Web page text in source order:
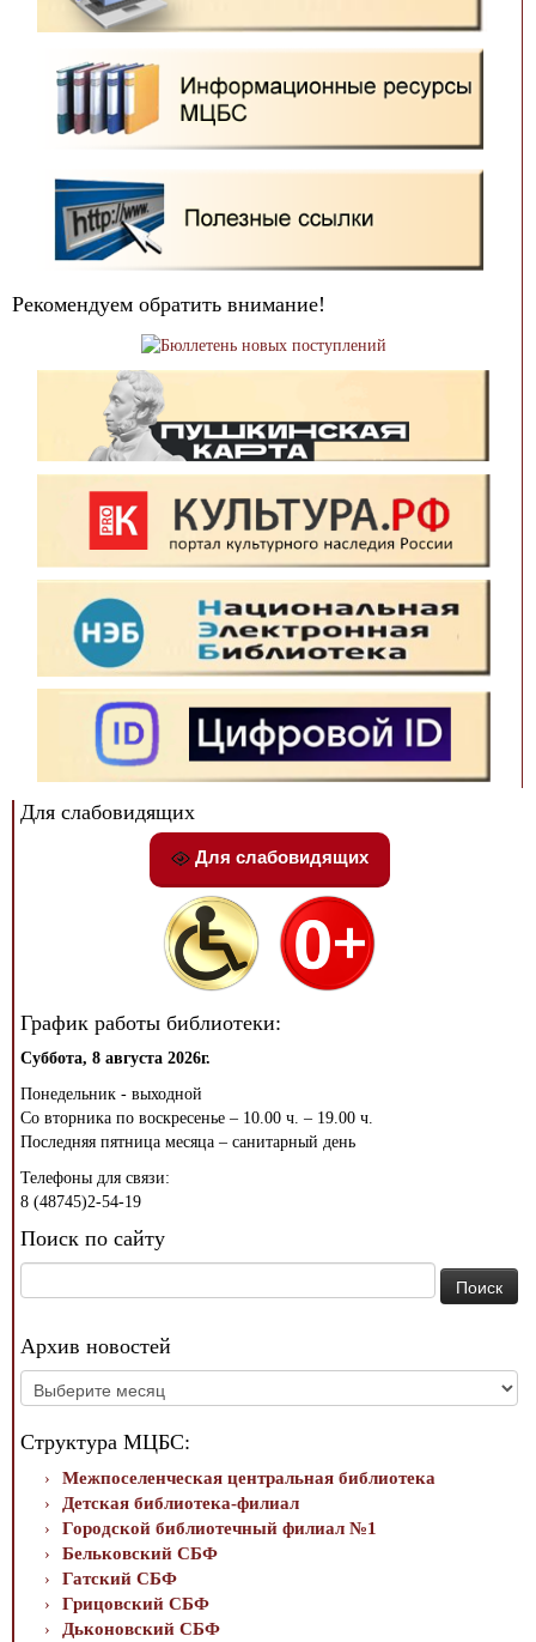
Рекомендуем обратить внимание!
Для слабовидящих
Для слабовидящих
График работы библиотеки:
Суббота, 8 августа 2026г.
Понедельник - выходной
Со вторника по воскресенье – 10.00 ч. – 19.00 ч.
Последняя пятница месяца – санитарный день
Телефоны для связи:
8 (48745)2-54-19
Поиск по сайту
Архив новостей
Архив
новостей
Структура МЦБС:
Межпоселенческая центральная библиотека
Детская библиотека-филиал
Городской библиотечный филиал №1
Бельковский СБФ
Гатский СБФ
Грицовский СБФ
Дьконовский СБФ